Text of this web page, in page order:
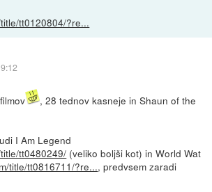
tt0120804/?re...
, 28 tednov kasneje in Shaun of the
I Am Legend
tt0480249/ (veliko boljši kot) in World Wat
title/tt0816711/?re..., predvsem zaradi